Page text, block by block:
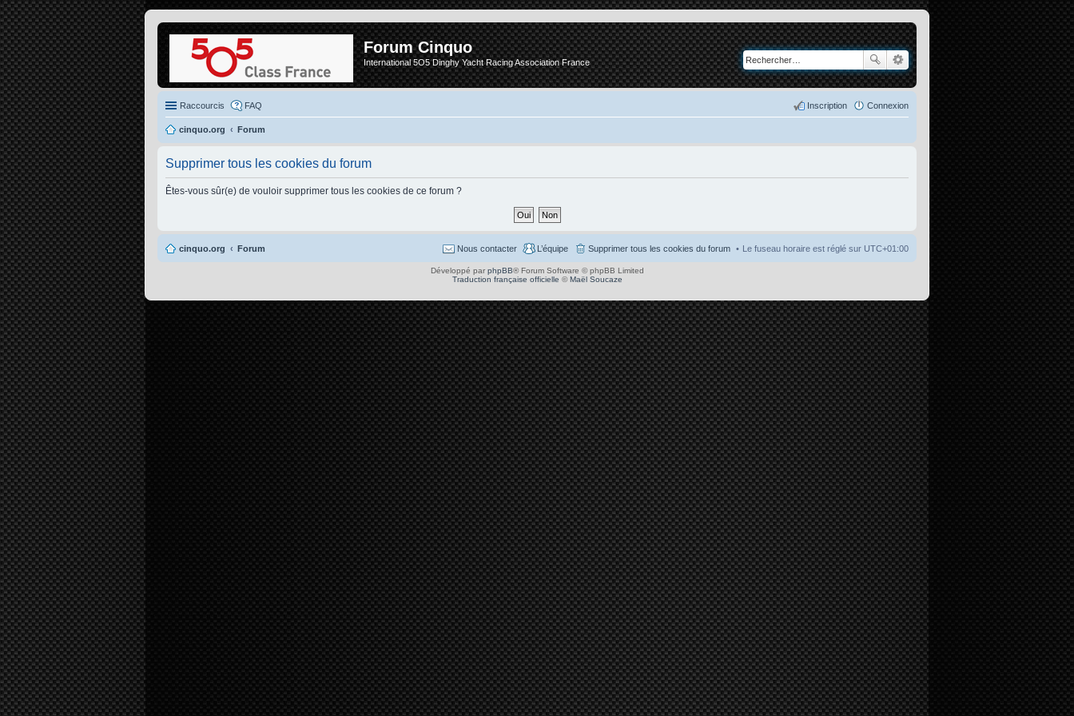
Forum Cinquo
International 5O5 Dinghy Yacht Racing Association France
Raccourcis FAQ Connexion
Inscription
cinquo.org Forum
Supprimer tous les cookies du forum
Êtes-vous sûr(e) de vouloir supprimer tous les cookies de ce forum ?
cinquo.org Forum Le fuseau horaire est réglé sur UTC+01:00
Supprimer tous les cookies du forum
L’équipe
Nous contacter
Développé par phpBB® Forum Software © phpBB Limited
Traduction française officielle ©Maël Soucaze